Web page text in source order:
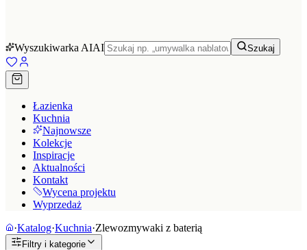
Wyszukiwarka AIAI Szukaj
Łazienka
Kuchnia
Najnowsze
Kolekcje
Inspiracje
Aktualności
Kontakt
Wycena projektu
Wyprzedaż
·Katalog·Kuchnia·Zlewozmywaki z baterią
Filtry i kategorie